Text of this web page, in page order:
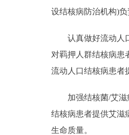
设结核病防治机构)
认真做好流动人口
对羁押人群结核病患
流动人口结核病患者
加强结核菌/艾滋病
结核病患者提供艾滋
生命质量。